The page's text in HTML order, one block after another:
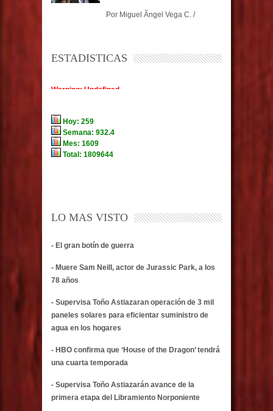
Por Miguel Ãngel Vega C. /
ESTADISTICAS
LO MAS VISTO
- El gran botín de guerra
- Muere Sam Neill, actor de Jurassic Park, a los
78 años
- Supervisa Toño Astiazaran operación de 3 mil
paneles solares para eficientar suministro de
agua en los hogares
- HBO confirma que ‘House of the Dragon’ tendrá
una cuarta temporada
- Supervisa Toño Astiazarán avance de la
primera etapa del Libramiento Norponiente